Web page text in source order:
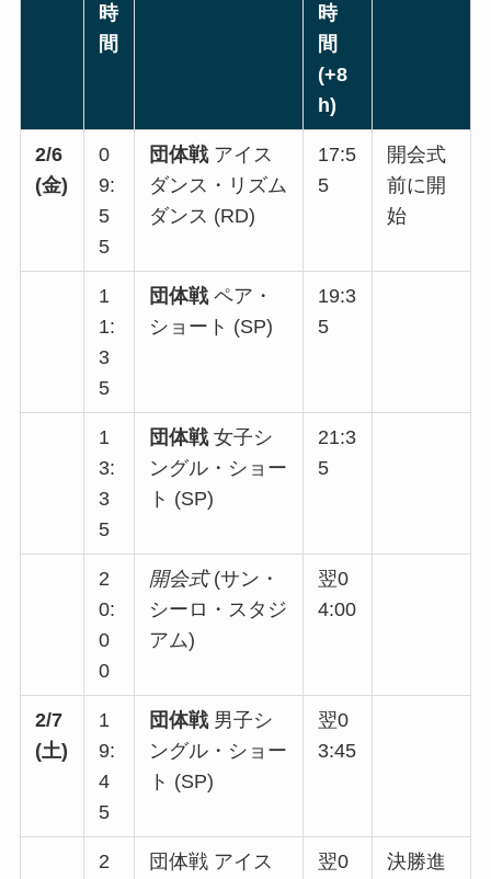
時
間
時
間
(+8
h)
2/6
(金)
0
9:
5
5
団体戦アイス
ダンス・リズム
ダンス (RD)
17:5
5
開会式
前に開
始
1
1:
3
5
団体戦ペア・
ショート (SP)
19:3
5
1
3:
3
5
団体戦女子シ
ングル・ショー
ト (SP)
21:3
5
2
0:
0
0
開会式(サン・
シーロ・スタジ
アム)
翌0
4:00
2/7
(土)
1
9:
4
5
団体戦男子シ
ングル・ショー
ト (SP)
翌0
3:45
2
団体戦 アイス
翌0
決勝進